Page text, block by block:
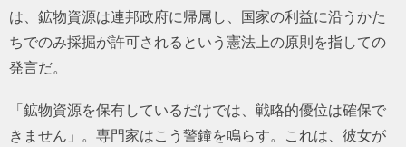
は、鉱物資源は連邦政府に帰属し、国家の利益に沿うかた
ちでのみ採掘が許可されるという憲法上の原則を指しての
発言だ。
「鉱物資源を保有しているだけでは、戦略的優位は確保で
きません」。専門家はこう警鐘を鳴らす。これは、彼女が